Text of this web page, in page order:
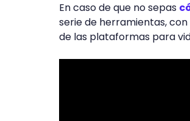
En caso de que no sepas
serie de herramientas,
de las plataformas para